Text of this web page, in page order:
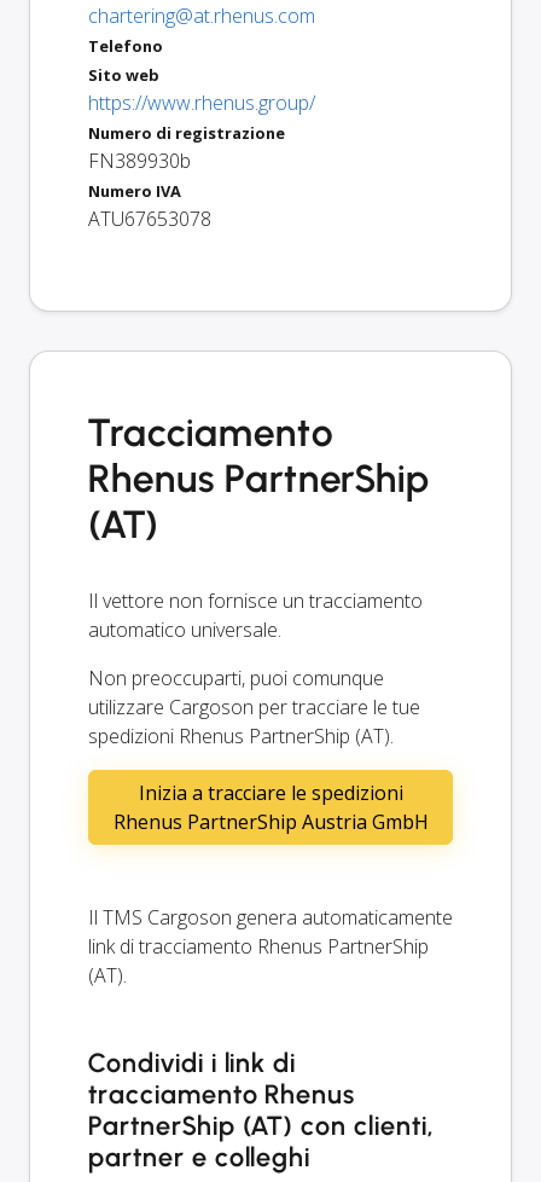
chartering@at.rhenus.com
Telefono
Sito web
https://www.rhenus.group/
Numero di registrazione
FN389930b
Numero IVA
ATU67653078
Tracciamento
Rhenus PartnerShip
(AT)
Il vettore non fornisce un tracciamento
automatico universale.
Non preoccuparti, puoi comunque
utilizzare Cargoson per tracciare le tue
spedizioni Rhenus PartnerShip (AT).
Inizia a tracciare le spedizioni
Rhenus PartnerShip Austria GmbH
Il TMS Cargoson genera automaticamente
link di tracciamento Rhenus PartnerShip
(AT).
Condividi i link di
tracciamento Rhenus
PartnerShip (AT) con clienti,
partner e colleghi